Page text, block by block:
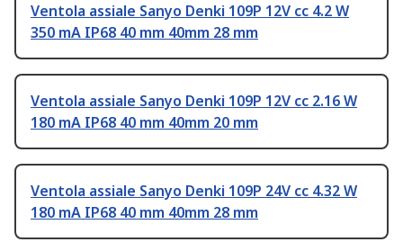
Ventola assiale Sanyo Denki 109P 12V cc 4.2 W
350 mA IP68 40 mm 40mm 28 mm
Ventola assiale Sanyo Denki 109P 12V cc 2.16 W
180 mA IP68 40 mm 40mm 20 mm
Ventola assiale Sanyo Denki 109P 24V cc 4.32 W
180 mA IP68 40 mm 40mm 28 mm